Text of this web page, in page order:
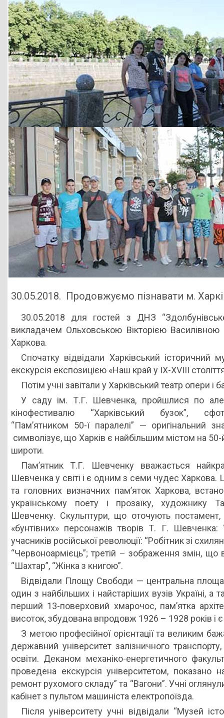
30.05.2018. Продовжуємо пізнавати м.
30.05.2018 для гостей з ДНЗ
викладачем Ольховською Вікторією
Харкова.
Спочатку відвідали Харківський
екскурсія експозицією «Наш край у IX-XVIII
Потім учні завітали у Харківський театр опери і
У саду ім. Т.Г. Шевченка, пройшлися по
кінофестивалю “Харківський бузок”,
“Пам’ятником 50-ї паралелі” — оригінальний
символізує, що Харків є найбільшим містом на 50-й
широти.
Пам’ятник Т.Г. Шевченку вважається
Шевченка у світі і є одним з семи чудес Харкова.
та головних визначних пам’яток Харкова,
українському поету і прозаїку, художнику
Шевченку. Скульптури, що оточують
«бунтівних» персонажів творів Т. Г.
учасників російської революції: “Робітник зі
“Червоноармієць”; третій – зображення змін, що
“Шахтар”, “Жінка з книгою”.
Відвідали Площу Свободи — центральна площа
один з найбільших і найстаріших вузів
перший 13-поверховий хмарочос, пам’ятка
висоток, збудована впродовж 1926 – 1928 років
З метою професійної орієнтації та великим
державний університет залізничного
освіти. Деканом механіко-енергетичного
проведена екскурсія університетом, показано
ремонт рухомого складу” та “Вагони”. Учні
кабінет з пультом машиніста електропоїзда.
Після університету учні відвідали “Музей